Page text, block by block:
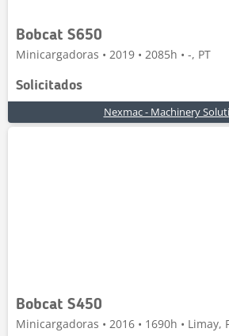
Bobcat S650
Minicargadoras • 2019 • 2085h • -, PT
Solicitados
Nexmac - Machinery
Bobcat S450
Minicargadoras • 2016 • 1690h • Limay,